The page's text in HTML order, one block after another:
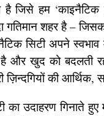
है जिसे हम
शहर है – जिसका
सिटी अपने
है और खुद को बदलती
ज़िन्दगियों की
का उदाहरण गिनाते हुए